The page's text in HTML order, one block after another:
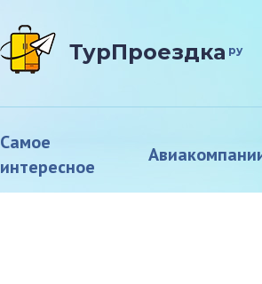
ТурПроездка ру
Самое
интересное